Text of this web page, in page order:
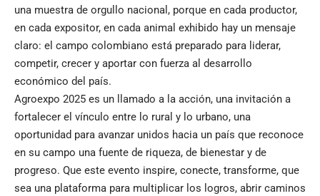
una muestra de orgullo nacional, porque en cada productor,
en cada expositor, en cada animal exhibido hay un mensaje
claro: el campo colombiano está preparado para liderar,
competir, crecer y aportar con fuerza al desarrollo
económico del país.
Agroexpo 2025 es un llamado a la acción, una invitación a
fortalecer el vínculo entre lo rural y lo urbano, una
oportunidad para avanzar unidos hacia un país que reconoce
en su campo una fuente de riqueza, de bienestar y de
progreso. Que este evento inspire, conecte, transforme, que
sea una plataforma para multiplicar los logros, abrir caminos